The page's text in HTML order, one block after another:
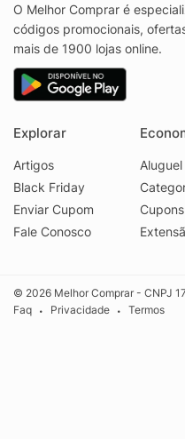
O Melhor Comprar é
códigos promocionais,
mais de 1900 lojas online.
Explorar
Artigos
Black Friday
Enviar Cupom
Fale Conosco
Cupons
© 2026 Melhor Comprar - CNPJ
Faq
• Privacidade • Termos